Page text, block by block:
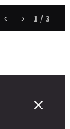
‹ › 1 /3